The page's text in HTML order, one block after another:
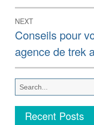
NEXT
Next
post:
Conseils pour
agence de trek
Recent Posts